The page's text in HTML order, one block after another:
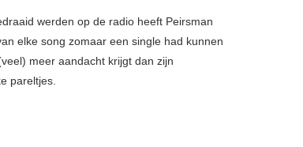
werden op de radio heeft Peirsman
elke song zomaar een single had kunnen
meer aandacht krijgt dan zijn
pareltjes.